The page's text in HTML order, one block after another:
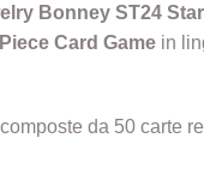
Bonney ST24
Card Gamein
da 50 carte